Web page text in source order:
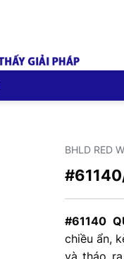
BHLD RED
#61140
chiều ẩn,